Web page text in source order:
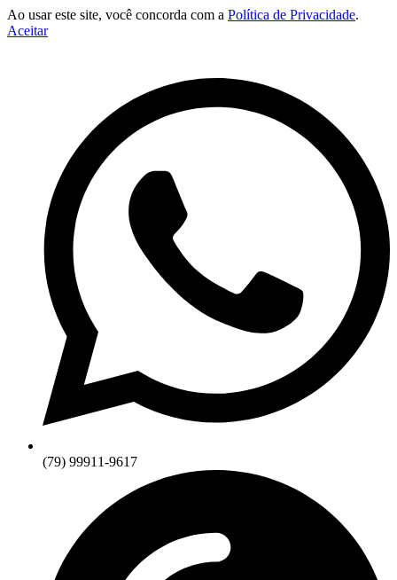
Ao usar este site, você concorda com a Política de Privacidade.
Aceitar
(79) 99911-9617